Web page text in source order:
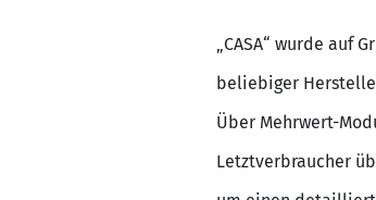
„CASA“ wurde auf
beliebiger
Über Mehrwert-
Letztverbraucher